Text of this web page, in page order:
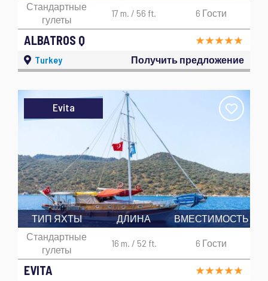
ALBATROS Q
Стандартные
гулеты
17 m. / 56 ft. 6 Гости
Turkey Получить предложение
Evita
EVITA
ТИП ЯХТЫ
Стандартные
гулеты
ДЛИНА
16 m. / 52 ft.
ВМЕСТИМОСТЬ
6 Гости